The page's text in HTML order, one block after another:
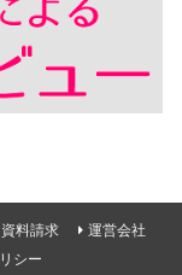
資料請求
運営会社
シー